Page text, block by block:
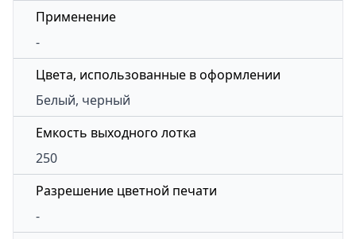
Применение
-
Цвета, использованные в оформлении
Белый, черный
Емкость выходного лотка
250
Разрешение цветной печати
-